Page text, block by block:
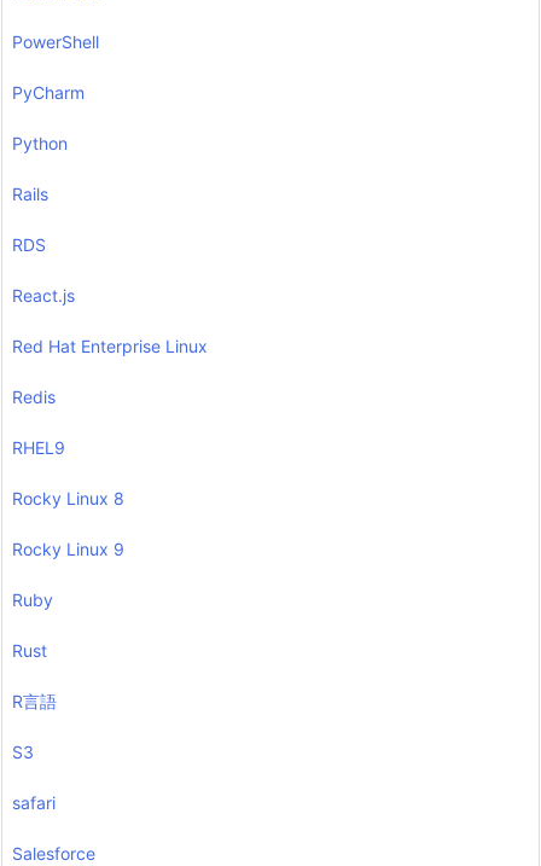
PowerShell
PyCharm
Python
Rails
RDS
React.js
Red Hat Enterprise Linux
Redis
RHEL9
Rocky Linux 8
Rocky Linux 9
Ruby
Rust
R言語
S3
safari
Salesforce